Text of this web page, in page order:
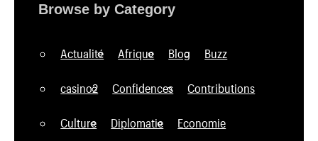
Browse by Category
Actualité Afrique Blog Buzz
casino2 Confidences Contributions
Culture Diplomatie Economie